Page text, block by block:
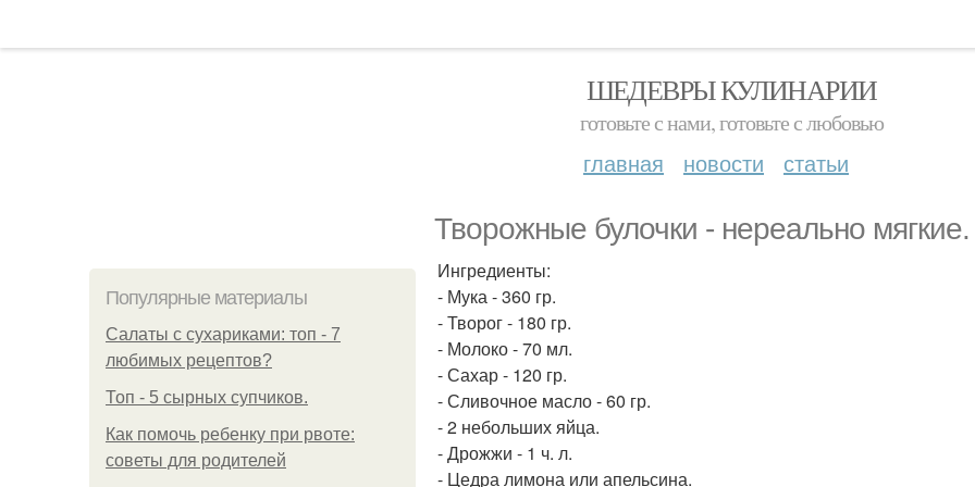
ШЕДЕВРЫ КУЛИНАРИИ
готовьте с нами, готовьте с любовью
главная новости статьи
Творожные булочки - нереально мягкие.
Популярные материалы
Салаты с сухариками: топ - 7
любимых рецептов?
Топ - 5 сырных супчиков.
Как помочь ребенку при рвоте:
советы для родителей
Ингредиенты:
- Мука - 360 гр.
- Творог - 180 гр.
- Молоко - 70 мл.
- Сахар - 120 гр.
- Сливочное масло - 60 гр.
- 2 небольших яйца.
- Дрожжи - 1 ч. л.
- Цедра лимона или апельсина.